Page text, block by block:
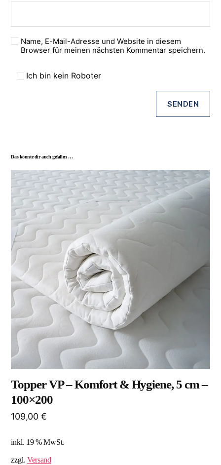
Name, E-Mail-Adresse und Website in diesem
Browser für meinen nächsten Kommentar speichern.
Ich bin kein Roboter
Das könnte dir auch gefallen …
Topper VP – Komfort & Hygiene, 5 cm –
100×200
109,00 €
inkl. 19 % MwSt.
zzgl. Versand